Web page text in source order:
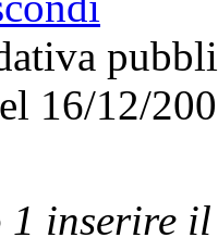
16/12/
inserire il